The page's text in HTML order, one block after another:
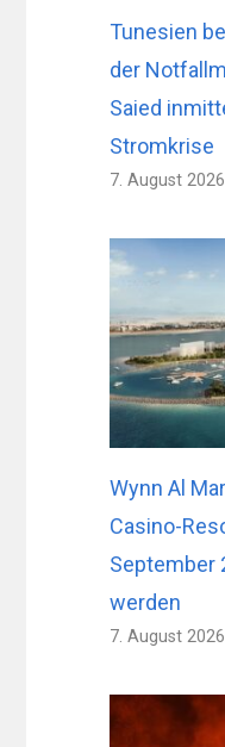
Tunesien
der
Saied
Stromkrise
7. August 2026
Wynn Al
Casino-
September
werden
7. August 2026